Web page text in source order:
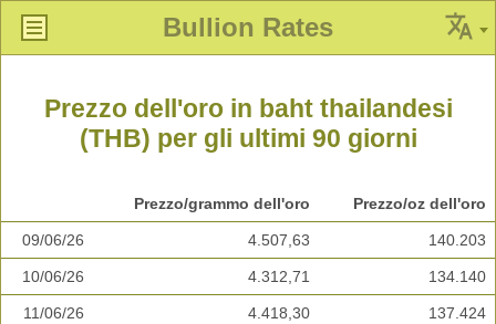
Bullion Rates
Prezzo dell'oro in baht thailandesi
(THB) per gli ultimi 90 giorni
Prezzo/grammo dell'oro Prezzo/oz dell'oro
09/06/26 4.507,63 140.203
10/06/26 4.312,71 134.140
11/06/26 4.418,30 137.424